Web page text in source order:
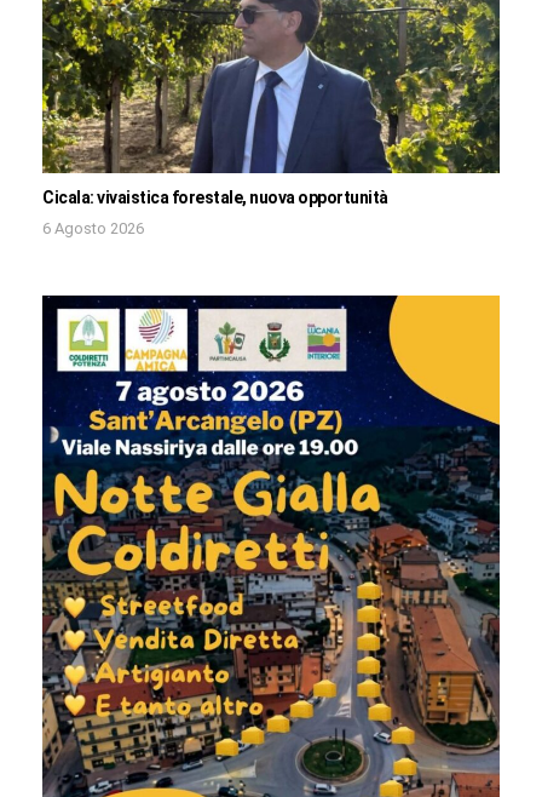
Cicala: vivaistica forestale, nuova opportunità
6 Agosto 2026